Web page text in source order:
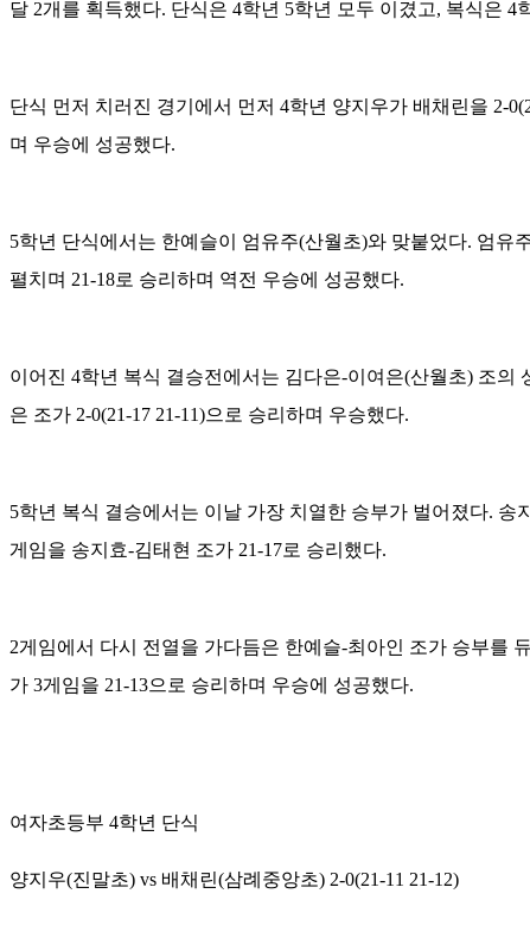
달 2개를 획득했다. 단식은 4학년 5학년 모두 이겼고, 복식은 4
단식 먼저 치러진 경기에서 먼저 4학년 양지우가 배채린을 2-
며 우승에 성공했다.
5학년 단식에서는 한예슬이 엄유주(산월초)와 맞붙었다. 엄유
펼치며 21-18로 승리하며 역전 우승에 성공했다.
이어진 4학년 복식 결승전에서는 김다은-이여은(산월초) 조
은 조가 2-0(21-17 21-11)으로 승리하며 우승했다.
5학년 복식 결승에서는 이날 가장 치열한 승부가 벌어졌다.
게임을 송지효-김태현 조가 21-17로 승리했다.
2게임에서 다시 전열을 가다듬은 한예슬-최아인 조가 승부를
가 3게임을 21-13으로 승리하며 우승에 성공했다.
여자초등부 4학년 단식
양지우(진말초) vs 배채린(삼례중앙초) 2-0(21-11 21-12)